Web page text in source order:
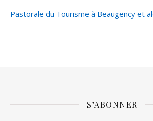
Pastorale du Tourisme à Beaugency et
S’ABONNER